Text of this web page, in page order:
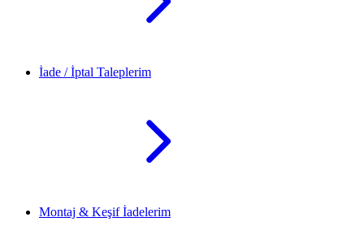
İade / İptal Taleplerim
Montaj & Keşif İadelerim